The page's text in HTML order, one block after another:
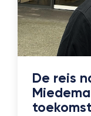
De reis